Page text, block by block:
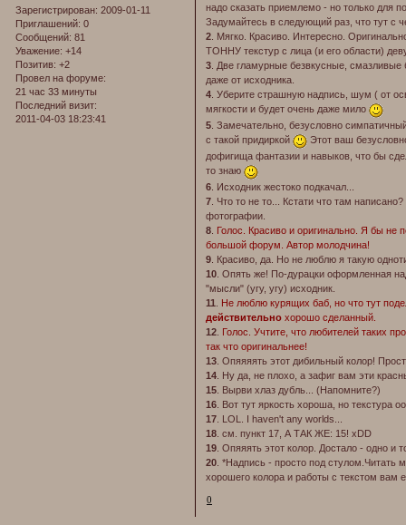
Зарегистрирован: 2009-01-11
Приглашений: 0
Сообщений: 81
Уважение: +14
Позитив: +2
Провел на форуме:
21 час 33 минуты
Последний визит:
2011-04-03 18:23:41
надо сказать приемлемо - но только для
Задумайтесь в следующий раз, что тут с
2 . Мягко. Красиво. Интересно.
ТОННУ текстур с лица (и его области)
3 . Две гламурные безвкусные,
даже от исходника.
4 . Уберите страшную надпись, шум ( от
мягкости и будет очень даже мило
5 . Замечательно, безусловно
с такой придиркой
Этот ваш
дофигища фантазии и навыков, что бы
то знаю
6 . Исходник жестоко подкачал...
7 . Что то не то... Кстати что там
фотографии.
8 Голос. Красиво и оригинально. Я бы не
большой форум. Автор молодчина!
9 . Красиво, да. Но не люблю я такую
10 . Опять же! По-дурацки оформленная
"мысли" (угу, угу) исходник.
11
Не люблю курящих баб, но что тут
действительно хорошо сделанный.
12 Голос. Учтите, что любителей таких
так что оригинальнее!
13 . Опяяяять этот дибильный колор!
14 . Ну да, не плохо, а зафиг вам эти
15 . Вырви хлаз дубль... (Напомните?)
16 . Вот тут яркость хороша, но текстура
17 . LOL. I haven't any worlds...
18 . см. пункт 17, А ТАК ЖЕ: 15! xDD
19 . Опяяять этот колор. Достало - одно и
20 . *Надпись - просто под стулом.Читать
хорошего колора и работы с текстом вам
0